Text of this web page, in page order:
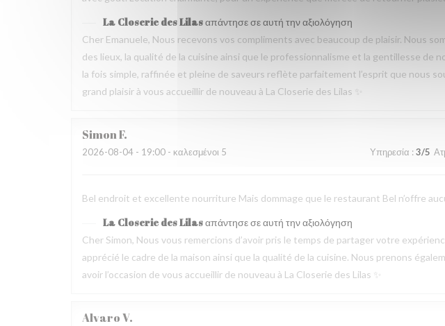
La Closerie des Lilasαπάντησε σε αυτή την αξιολόγηση
Cher Emanuele, Nous recevons vos compliments avec beaucoup de plaisir. Nous
des lieux, la qualité de la cuisine ainsi que le professionnalisme et la gentillesse de
la fois simple, raffinée et pleine de saveurs reflète parfaitement l’esprit que nous
grand plaisir à vous accueillir de nouveau à La Closerie des Lilas ✨
SimonF
2026-08-04 - 19:00 - καλεσμένοι 5 Υπηρεσία : 3/5
Bel endroit et excellente nourriture Mais dommage que le restaurant Bel n’offre
La Closerie des Lilasαπάντησε σε αυτή την αξιολόγηση
Cher Simon, Nous vous remercions d’avoir pris le temps de partager votre
apprécié le cadre de la maison ainsi que la qualité de la cuisine. Nous prenons
avoir l’occasion de vous accueillir de nouveau à La Closerie des Lilas ✨
AlvaroV